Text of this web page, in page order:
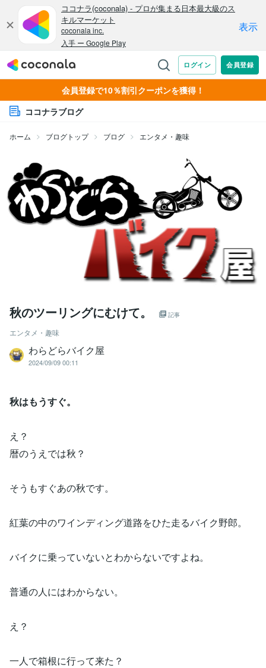
会員登録で10％割引クーポンを獲得！
ココナラブログ
ホーム ブログトップ ブログ エンタメ・趣味
秋のツーリングにむけて。 記事
エンタメ・趣味
わらどらバイク屋
2024/09/09 00:11
秋はもうすぐ。
え？
暦のうえでは秋？
そうもすぐあの秋です。
紅葉の中のワインディング道路をひた走るバイク野郎。
バイクに乗っていないとわからないですよね。
普通の人にはわからない。
え？
一人で箱根に行って来た？